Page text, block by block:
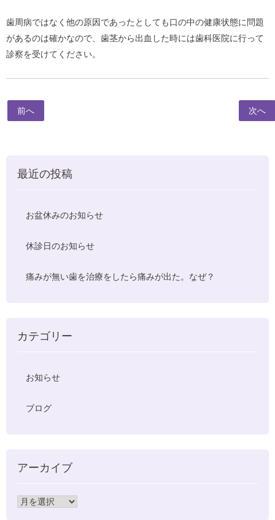
歯周病ではなく他の原因であったとしても口の中の健康状態に問題
があるのは確かなので、歯茎から出血した時には歯科医院に行って
診察を受けてください。
前へ 次へ
最近の投稿
お盆休みのお知らせ
休診日のお知らせ
痛みが無い歯を治療をしたら痛みが出た。なぜ？
カテゴリー
お知らせ
ブログ
アーカイブ